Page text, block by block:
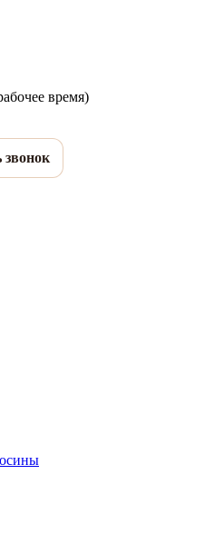
время)
звонок